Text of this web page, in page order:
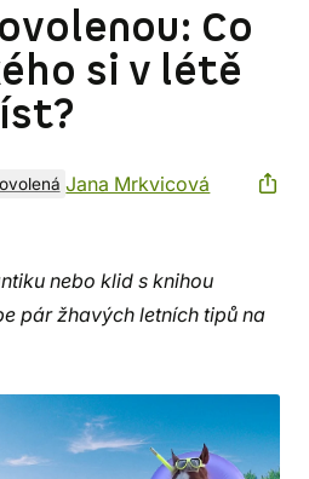
Co
si v létě
Jana Mrkvicová
nebo klid s knihou
pár žhavých letních tipů na